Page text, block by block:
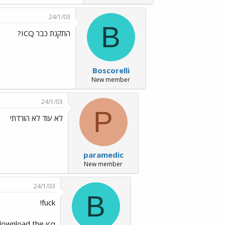
B
Boscorelli
New member
24/1/03
התקנת כבר ICQ?
P
paramedic
New member
24/1/03
לא עוד לא הורדתי
B
24/1/03
fuck!